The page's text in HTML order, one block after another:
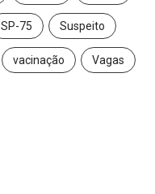
SP-75 Suspeito
vacinação Vagas